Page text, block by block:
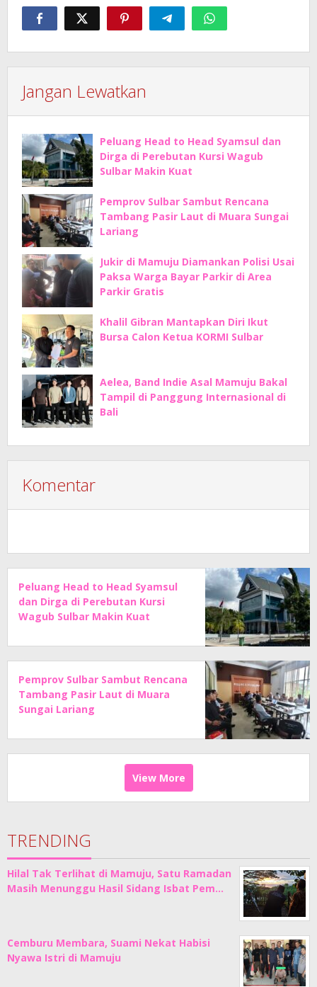
Jangan Lewatkan
Peluang Head to Head Syamsul dan
Dirga di Perebutan Kursi Wagub
Sulbar Makin Kuat
Pemprov Sulbar Sambut Rencana
Tambang Pasir Laut di Muara Sungai
Lariang
Jukir di Mamuju Diamankan Polisi Usai
Paksa Warga Bayar Parkir di Area
Parkir Gratis
Khalil Gibran Mantapkan Diri Ikut
Bursa Calon Ketua KORMI Sulbar
Aelea, Band Indie Asal Mamuju Bakal
Tampil di Panggung Internasional di
Bali
Komentar
Peluang Head to Head Syamsul
dan Dirga di Perebutan Kursi
Wagub Sulbar Makin Kuat
Pemprov Sulbar Sambut Rencana
Tambang Pasir Laut di Muara
Sungai Lariang
View More
TRENDING
Hilal Tak Terlihat di Mamuju, Satu Ramadan
Masih Menunggu Hasil Sidang Isbat Pem…
Cemburu Membara, Suami Nekat Habisi
Nyawa Istri di Mamuju